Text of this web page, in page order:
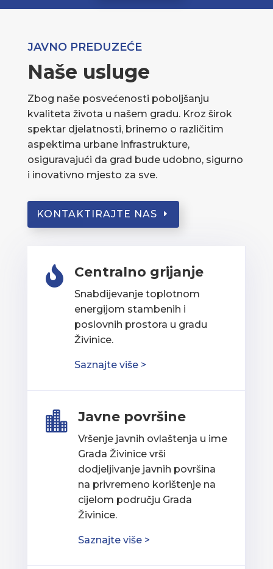
JAVNO PREDUZEĆE
Naše usluge
Zbog naše posvećenosti poboljšanju
kvaliteta života u našem gradu. Kroz širok
spektar djelatnosti, brinemo o različitim
aspektima urbane infrastrukture,
osiguravajući da grad bude udobno, sigurno
i inovativno mjesto za sve.
KONTAKTIRAJTE NAS
 Centralno grijanje
Snabdijevanje toplotnom
energijom stambenih i
poslovnih prostora u gradu
Živinice.
Saznajte više >
 Javne površine
Vršenje javnih ovlaštenja u ime
Grada Živinice vrši
dodjeljivanje javnih površina
na privremeno korištenje na
cijelom području Grada
Živinice.
Saznajte više >